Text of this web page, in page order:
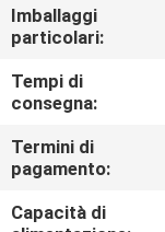
CONTATTICI
RICHIEDA
UNA
CITAZIONE
Imballaggi
particolari:
Tempi di
consegna:
Termini di
pagamento:
Capacità di